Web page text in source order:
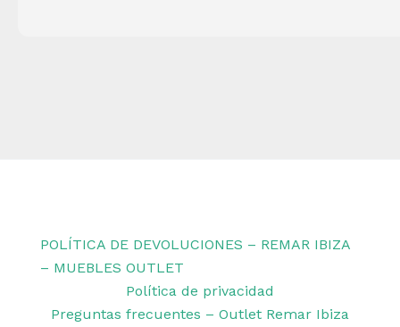
POLÍTICA DE DEVOLUCIONES – REMAR IBIZA
– MUEBLES OUTLET
Política de privacidad
Preguntas frecuentes – Outlet Remar Ibiza